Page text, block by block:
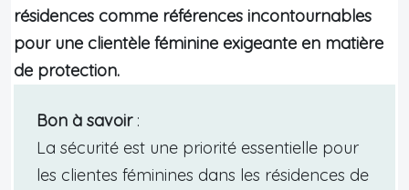
résidences comme références incontournables
pour une clientèle féminine exigeante en matière
de protection.
Bon à savoir:
La sécurité est une priorité essentielle pour
les clientes féminines dans les résidences de